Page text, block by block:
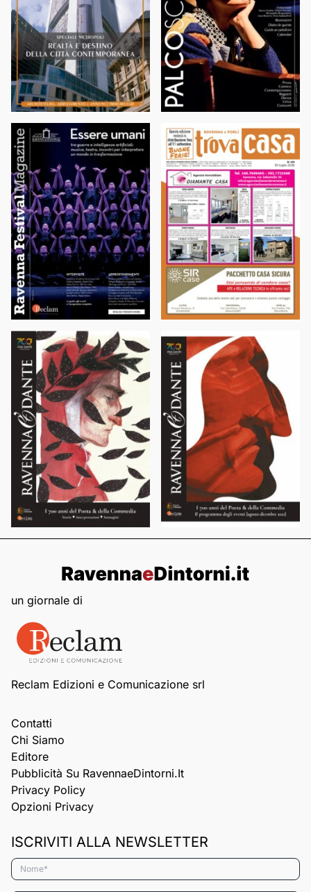
un giornale di
Reclam Edizioni e Comunicazione srl
Contatti
Chi Siamo
Editore
Pubblicità Su RavennaeDintorni.it
Privacy Policy
Opzioni Privacy
ISCRIVITI ALLA NEWSLETTER
Nome*